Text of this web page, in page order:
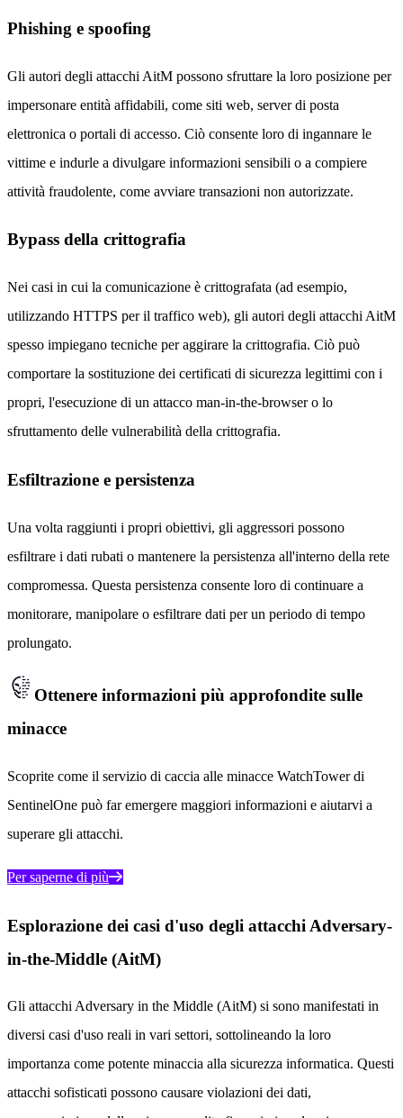
Phishing e spoofing
Gli autori degli attacchi AitM possono sfruttare la loro posizione per
impersonare entità affidabili, come siti web, server di posta
elettronica o portali di accesso. Ciò consente loro di ingannare le
vittime e indurle a divulgare informazioni sensibili o a compiere
attività fraudolente, come avviare transazioni non autorizzate.
Bypass della crittografia
Nei casi in cui la comunicazione è crittografata (ad esempio,
utilizzando HTTPS per il traffico web), gli autori degli attacchi AitM
spesso impiegano tecniche per aggirare la crittografia. Ciò può
comportare la sostituzione dei certificati di sicurezza legittimi con i
propri, l'esecuzione di un attacco man-in-the-browser o lo
sfruttamento delle vulnerabilità della crittografia.
Esfiltrazione e persistenza
Una volta raggiunti i propri obiettivi, gli aggressori possono
esfiltrare i dati rubati o mantenere la persistenza all'interno della rete
compromessa. Questa persistenza consente loro di continuare a
monitorare, manipolare o esfiltrare dati per un periodo di tempo
prolungato.
Ottenere informazioni più approfondite sulle
minacce
Scoprite come il servizio di caccia alle minacce WatchTower di
SentinelOne può far emergere maggiori informazioni e aiutarvi a
superare gli attacchi.
Per saperne di più
Esplorazione dei casi d'uso degli attacchi Adversary-
in-the-Middle (AitM)
Gli attacchi Adversary in the Middle (AitM) si sono manifestati in
diversi casi d'uso reali in vari settori, sottolineando la loro
importanza come potente minaccia alla sicurezza informatica. Questi
attacchi sofisticati possono causare violazioni dei dati,